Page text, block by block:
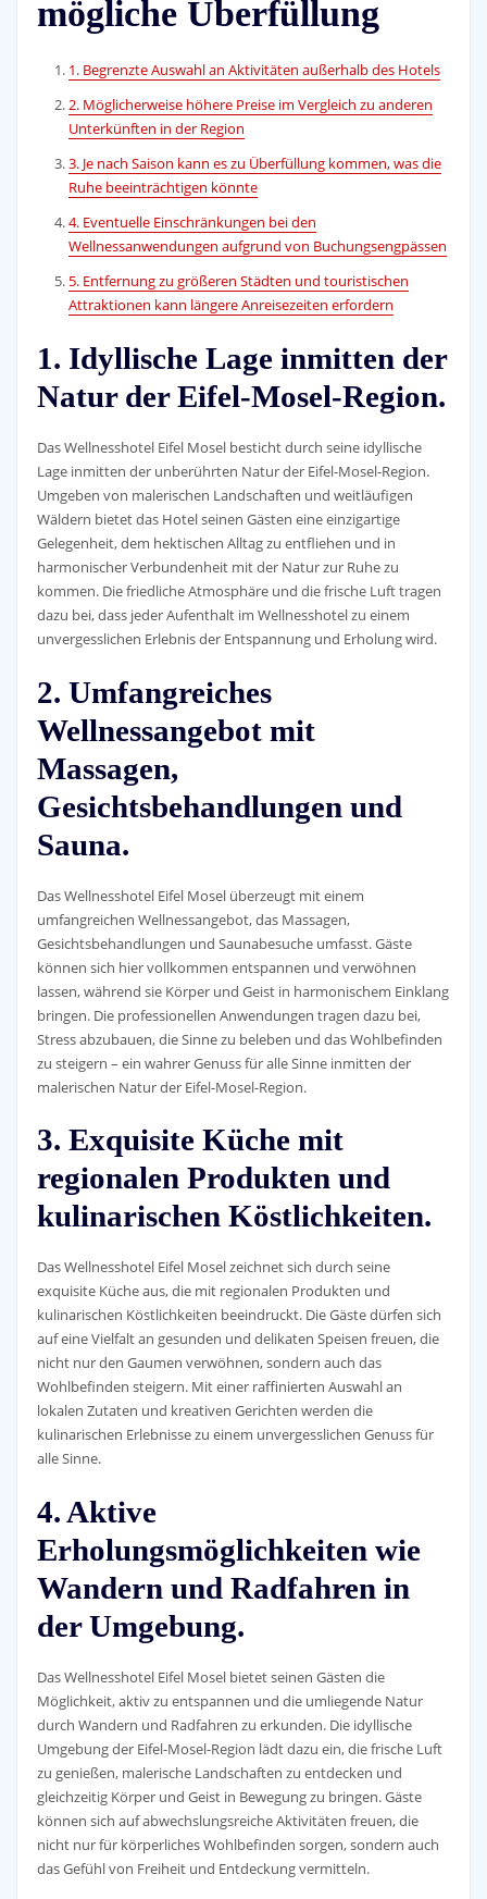
mögliche Überfüllung
1. Begrenzte Auswahl an Aktivitäten außerhalb des Hotels
2. Möglicherweise höhere Preise im Vergleich zu anderen
Unterkünften in der Region
3. Je nach Saison kann es zu Überfüllung kommen, was die
Ruhe beeinträchtigen könnte
4. Eventuelle Einschränkungen bei den
Wellnessanwendungen aufgrund von Buchungsengpässen
5. Entfernung zu größeren Städten und touristischen
Attraktionen kann längere Anreisezeiten erfordern
1. Idyllische Lage inmitten der
Natur der Eifel-Mosel-Region.
Das Wellnesshotel Eifel Mosel besticht durch seine idyllische
Lage inmitten der unberührten Natur der Eifel-Mosel-Region.
Umgeben von malerischen Landschaften und weitläufigen
Wäldern bietet das Hotel seinen Gästen eine einzigartige
Gelegenheit, dem hektischen Alltag zu entfliehen und in
harmonischer Verbundenheit mit der Natur zur Ruhe zu
kommen. Die friedliche Atmosphäre und die frische Luft tragen
dazu bei, dass jeder Aufenthalt im Wellnesshotel zu einem
unvergesslichen Erlebnis der Entspannung und Erholung wird.
2. Umfangreiches
Wellnessangebot mit
Massagen,
Gesichtsbehandlungen und
Sauna.
Das Wellnesshotel Eifel Mosel überzeugt mit einem
umfangreichen Wellnessangebot, das Massagen,
Gesichtsbehandlungen und Saunabesuche umfasst. Gäste
können sich hier vollkommen entspannen und verwöhnen
lassen, während sie Körper und Geist in harmonischem Einklang
bringen. Die professionellen Anwendungen tragen dazu bei,
Stress abzubauen, die Sinne zu beleben und das Wohlbefinden
zu steigern – ein wahrer Genuss für alle Sinne inmitten der
malerischen Natur der Eifel-Mosel-Region.
3. Exquisite Küche mit
regionalen Produkten und
kulinarischen Köstlichkeiten.
Das Wellnesshotel Eifel Mosel zeichnet sich durch seine
exquisite Küche aus, die mit regionalen Produkten und
kulinarischen Köstlichkeiten beeindruckt. Die Gäste dürfen sich
auf eine Vielfalt an gesunden und delikaten Speisen freuen, die
nicht nur den Gaumen verwöhnen, sondern auch das
Wohlbefinden steigern. Mit einer raffinierten Auswahl an
lokalen Zutaten und kreativen Gerichten werden die
kulinarischen Erlebnisse zu einem unvergesslichen Genuss für
alle Sinne.
4. Aktive
Erholungsmöglichkeiten wie
Wandern und Radfahren in
der Umgebung.
Das Wellnesshotel Eifel Mosel bietet seinen Gästen die
Möglichkeit, aktiv zu entspannen und die umliegende Natur
durch Wandern und Radfahren zu erkunden. Die idyllische
Umgebung der Eifel-Mosel-Region lädt dazu ein, die frische Luft
zu genießen, malerische Landschaften zu entdecken und
gleichzeitig Körper und Geist in Bewegung zu bringen. Gäste
können sich auf abwechslungsreiche Aktivitäten freuen, die
nicht nur für körperliches Wohlbefinden sorgen, sondern auch
das Gefühl von Freiheit und Entdeckung vermitteln.